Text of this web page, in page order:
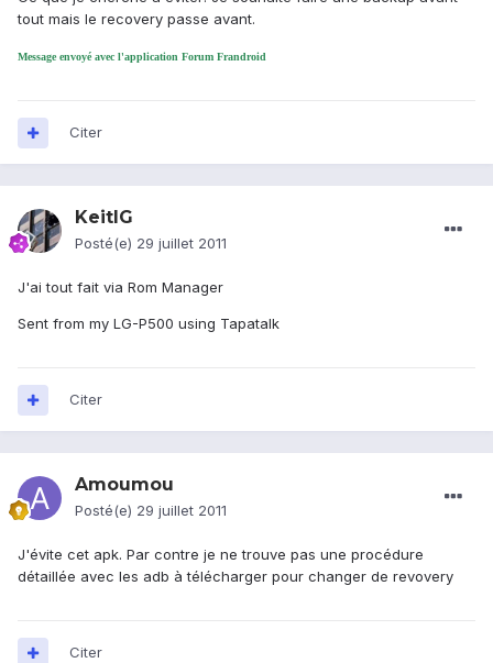
tout mais le recovery passe avant.
Message envoyé avec l'application Forum Frandroid
Citer
KeitIG
Posté(e) 29 juillet 2011
J'ai tout fait via Rom Manager
Sent from my LG-P500 using Tapatalk
Citer
Amoumou
Posté(e) 29 juillet 2011
J'évite cet apk. Par contre je ne trouve pas une procédure
détaillée avec les adb à télécharger pour changer de revovery
Citer